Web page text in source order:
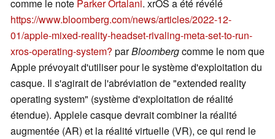
comme le note Parker Ortalani. xrOS a été révélé
https://www.bloomberg.com/news/articles/2022-12-
01/apple-mixed-reality-headset-rivaling-meta-set-to-run-
xros-operating-system? parBloombergcomme le nom que
Apple prévoyait d'utiliser pour le système d'exploitation du
casque. Il s'agirait de l'abréviation de "extended reality
operating system" (système d'exploitation de réalité
étendue). Applele casque devrait combiner la réalité
augmentée (AR) et la réalité virtuelle (VR), ce qui rend le